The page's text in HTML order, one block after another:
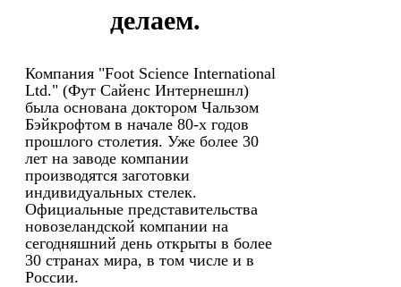
делаем.
Компания "Foot Science International
Ltd." (Фут Сайенс Интернешнл)
была основана доктором Чальзом
Бэйкрофтом в начале 80-х годов
прошлого столетия. Уже более 30
лет на заводе компании
производятся заготовки
индивидуальных стелек.
Официальные представительства
новозеландской компании на
сегодняшний день открыты в более
30 странах мира, в том числе и в
России.